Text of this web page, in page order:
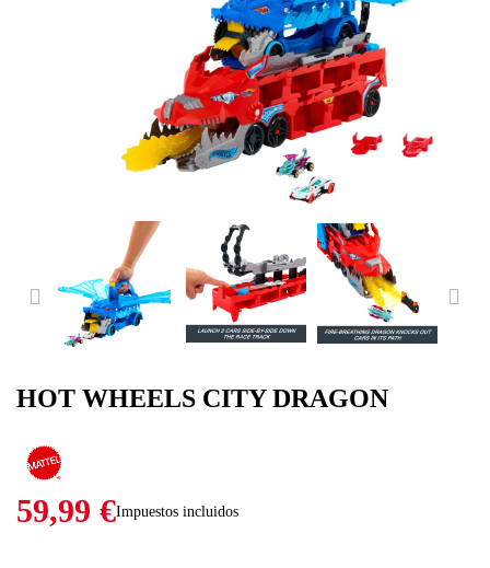
HOT WHEELS CITY DRAGON
PREVIOUS
59,99 €Impuestos incluidos